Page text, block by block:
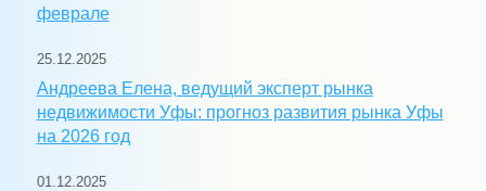
феврале
25.12.2025
Андреева Елена, ведущий эксперт рынка
недвижимости Уфы: прогноз развития рынка Уфы
на 2026 год
01.12.2025